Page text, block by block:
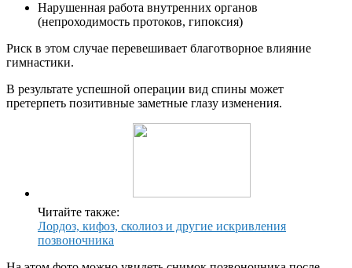
Нарушенная работа внутренних органов
(непроходимость протоков, гипоксия)
Риск в этом случае перевешивает благотворное влияние
гимнастики.
В результате успешной операции вид спины может
претерпеть позитивные заметные глазу изменения.
Читайте также:
Лордоз, кифоз, сколиоз и другие искривления
позвоночника